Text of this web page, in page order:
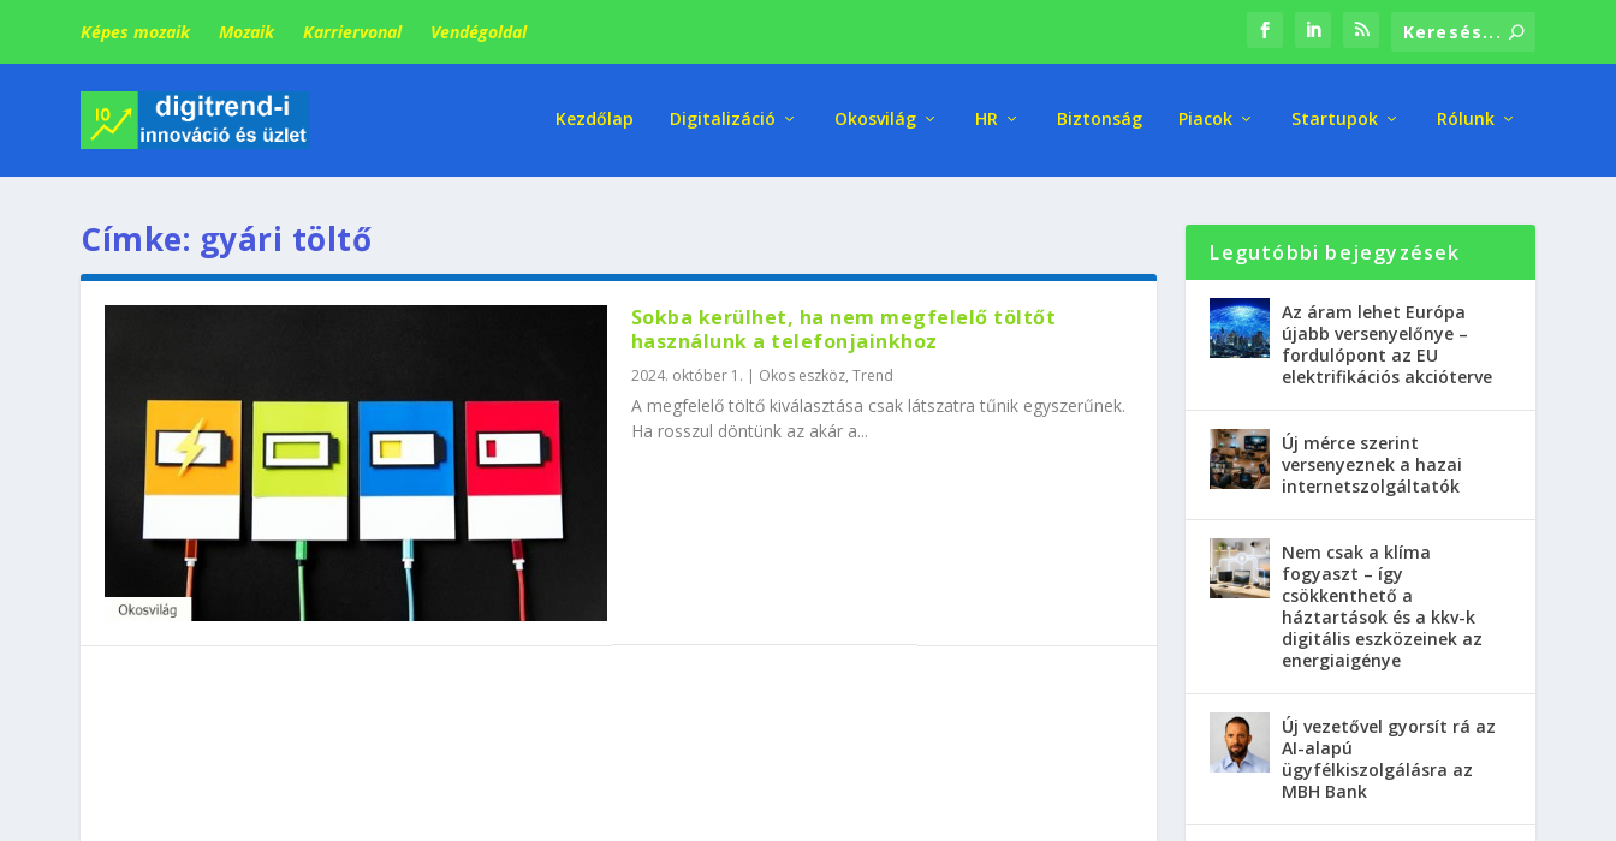
Képes mozaik Mozaik Karriervonal Vendégoldal
Kezdőlap Digitalizáció Okosvilág HR Biztonság Piacok Startupok Rólunk
Címke: gyári töltő
Sokba kerülhet, ha nem megfelelő töltőt
használunk a telefonjainkhoz
2024. október 1. | Okos eszköz, Trend
A megfelelő töltő kiválasztása csak látszatra tűnik egyszerűnek.
Ha rosszul döntünk az akár a...
Legutóbbi bejegyzések
Az áram lehet Európa
újabb versenyelőnye –
fordulópont az EU
elektrifikációs akcióterve
Új mérce szerint
versenyeznek a hazai
internetszolgáltatók
Nem csak a klíma
fogyaszt – így
csökkenthető a
háztartások és a kkv-k
digitális eszközeinek az
energiaigénye
Új vezetővel gyorsít rá az
AI-alapú
ügyfélkiszolgálásra az
MBH Bank